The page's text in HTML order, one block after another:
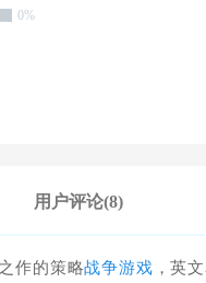
0%
用户评论(8)
作的策略战争游戏 ，英